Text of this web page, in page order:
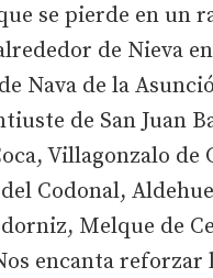
se pierde en un
de Nieva
Nava de la
de San Juan
Villagonzalo de
Codonal,
Melque de
encanta reforzar